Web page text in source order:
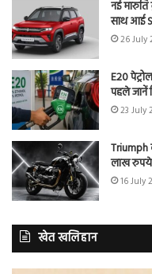
नई
साथ आई
26 July
E20
पहले जानें
23 July
Triumph
लाख रुपये
16 July
खेत खलिहान